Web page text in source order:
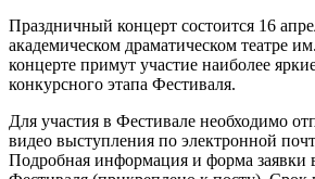
Праздничный концерт состоится 16
академическом драматическом театре
концерте примут участие наиболее
конкурсного этапа Фестиваля.
Для участия в Фестивале необходимо
видео выступления по электронной
Подробная информация и форма